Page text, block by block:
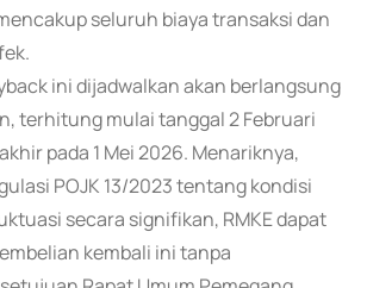
seluruh biaya transaksi dan
ini dijadwalkan akan berlangsung
terhitung mulai tanggal 2 Februari
pada 1 Mei 2026. Menariknya,
POJK 13/2023 tentang kondisi
secara signifikan, RMKE dapat
kembali ini tanpa